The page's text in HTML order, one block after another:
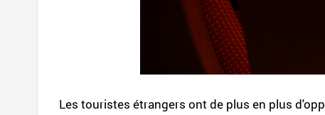
Les touristes étrangers ont de plus en plus